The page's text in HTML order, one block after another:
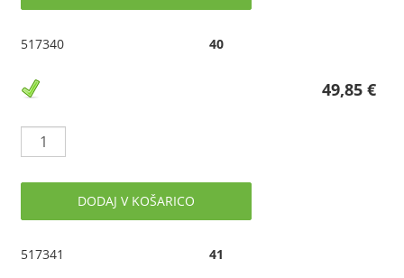
517340 40
49,85 €
DODAJ V KOŠARICO
517341 41